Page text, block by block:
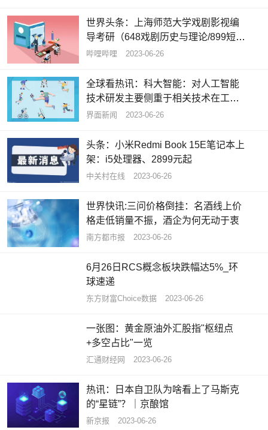
世界头条：上海师范大学戏剧影视编
导考研（648戏剧历史与理论/899短片
剧本创作）经验分享
哔哩哔哩 2023-06-26
全球看热讯：科大智能：对人工智能
技术研发主要侧重于相关技术在工业
领域内的应用
界面新闻 2023-06-26
头条：小米Redmi Book 15E笔记本上
架：i5处理器、2899元起
中关村在线 2023-06-26
世界快讯:三问价格倒挂：名酒线上价
格走低销量不振，酒企为何无动于衷
南方都市报 2023-06-26
6月26日RCS概念板块跌幅达5%_环
球速递
东方财富Choice数据 2023-06-26
一张图：黄金原油外汇股指"枢纽点
+多空占比"一览
汇通财经网 2023-06-26
热讯：日本自卫队为啥看上了马斯克
的“星链”？｜京酿馆
新京报 2023-06-26